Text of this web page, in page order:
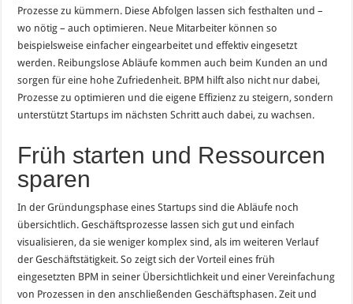
Prozesse zu kümmern. Diese Abfolgen lassen sich festhalten und –
wo nötig – auch optimieren. Neue Mitarbeiter können so
beispielsweise einfacher eingearbeitet und effektiv eingesetzt
werden. Reibungslose Abläufe kommen auch beim Kunden an und
sorgen für eine hohe Zufriedenheit. BPM hilft also nicht nur dabei,
Prozesse zu optimieren und die eigene Effizienz zu steigern, sondern
unterstützt Startups im nächsten Schritt auch dabei, zu wachsen.
Früh starten und Ressourcen
sparen
In der Gründungsphase eines Startups sind die Abläufe noch
übersichtlich. Geschäftsprozesse lassen sich gut und einfach
visualisieren, da sie weniger komplex sind, als im weiteren Verlauf
der Geschäftstätigkeit. So zeigt sich der Vorteil eines früh
eingesetzten BPM in seiner Übersichtlichkeit und einer Vereinfachung
von Prozessen in den anschließenden Geschäftsphasen. Zeit und